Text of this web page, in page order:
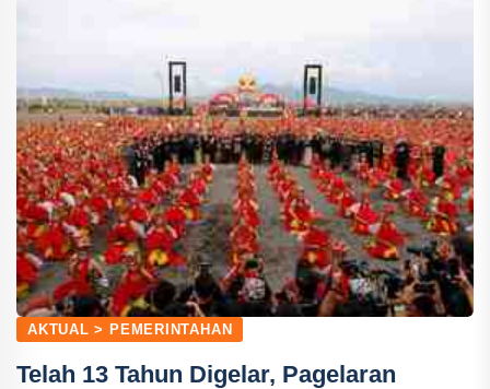
AKTUAL > PEMERINTAHAN
Telah 13 Tahun Digelar, Pagelaran